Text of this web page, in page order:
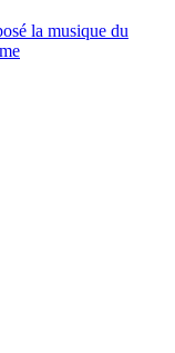
la musique du